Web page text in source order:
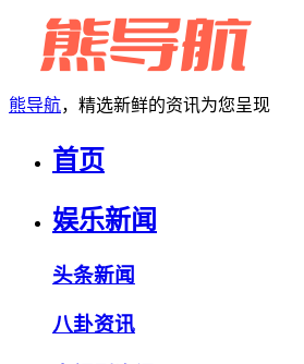
熊导航，精选新鲜的资讯为您呈现
首页
娱乐新闻
头条新闻
八卦资讯